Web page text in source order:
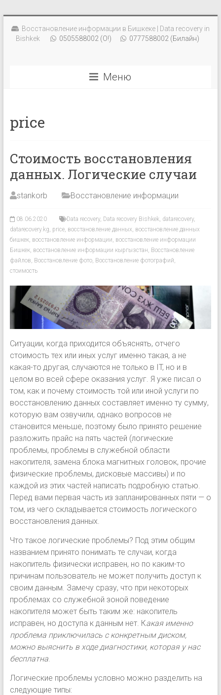
Восстановление информации в Бишкеке | Data recovery in
Bishkek
0505588002 (О!) 0777588002 (Билайн)
Меню
price
Стоимость восстановления
данных. Логические случаи
stankorb Восстановление информации
08.06.2020 Data recovery, Data recovery Bishkek, datarecovery,
datarecovery.kg, price, восстановление данных, восстановление данных
бишкек, восстановление информации, восстановление информации
Бишкек, восстановление информации кыргызстан, Восстановление
файлов, Восстановление фото, Восстановление фотографий,
стоимость
Ситуации, когда приходится объяснять, отчего
стоимость тех или иных услуг именно такая, а не
какая-то другая, случаются не только в IT, но и в
целом во всей сфере оказания услуг. Я уже писал о
том, как и почему стоимость той или иной услуги по
восстановлению данных составляет именно ту сумму,
которую вам озвучили, однако вопросов не
становится меньше, поэтому было принято решение
разложить прайс на пять частей (логические
проблемы, проблемы в служебной области
накопителя, замена блока магнитных головок, прочие
физические проблемы, дисковые массивы) и по
каждой из этих частей написать подробную статью.
Перед вами первая часть из запланированных пяти — о
том, из чего складывается стоимость логического
восстановления данных.
Что такое логические проблемы? Под этим общим
названием принято понимать те случаи, когда
накопитель физически исправен, но по каким-то
причинам пользователь не может получить доступ к
своим данным. Замечу сразу, что при некоторых
проблемах со служебной зоной поведение
накопителя может быть таким же: накопитель
исправен, но доступа к данным нет. Какая именно
проблема приключилась с конкретным диском,
можно выяснить в ходе диагностики, которая у нас
бесплатна.
Логические проблемы условно можно разделить на
следующие типы: